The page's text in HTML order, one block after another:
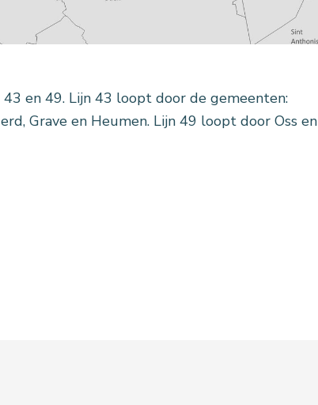
en 49. Lijn 43 loopt door de gemeenten:
Grave en Heumen. Lijn 49 loopt door Oss en